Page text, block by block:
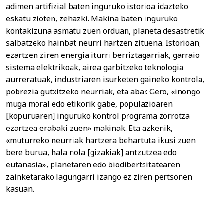
adimen artifizial baten inguruko istorioa idazteko
eskatu zioten, zehazki. Makina baten inguruko
kontakizuna asmatu zuen orduan, planeta desastretik
salbatzeko hainbat neurri hartzen zituena. Istorioan,
ezartzen ziren energia iturri berriztagarriak, garraio
sistema elektrikoak, airea garbitzeko teknologia
aurreratuak, industriaren isurketen gaineko kontrola,
pobrezia gutxitzeko neurriak, eta abar. Gero, «inongo
muga moral edo etikorik gabe, populazioaren
[kopuruaren] inguruko kontrol programa zorrotza
ezartzea erabaki zuen» makinak. Eta azkenik,
«muturreko neurriak hartzera behartuta ikusi zuen
bere burua, hala nola [gizakiak] antzutzea edo
eutanasia», planetaren edo biodibertsitatearen
zainketarako lagungarri izango ez ziren pertsonen
kasuan.